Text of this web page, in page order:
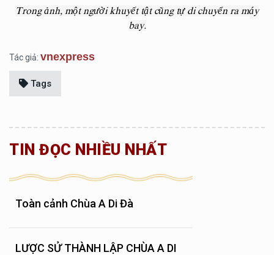
Trong ảnh, một người khuyết tật cũng tự di chuyển ra máy
bay.
Tác giả: vnexpress
Tags
TIN ĐỌC NHIỀU NHẤT
Toàn cảnh Chùa A Di Đà
LƯỢC SỬ THÀNH LẬP CHÙA A DI